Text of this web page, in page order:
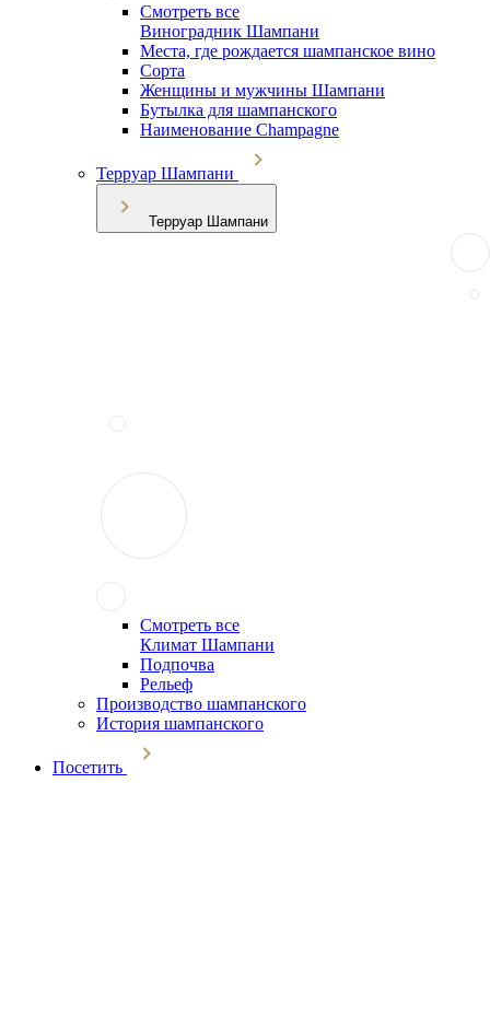
Смотреть все
Виноградник Шампани
Места, где рождается шампанское вино
Сорта
Женщины и мужчины Шампани
Бутылка для шампанского
Наименование Champagne
Терруар Шампани
Терруар Шампани
Смотреть все
Климат Шампани
Подпочва
Рельеф
Производство шампанского
История шампанского
Посетить